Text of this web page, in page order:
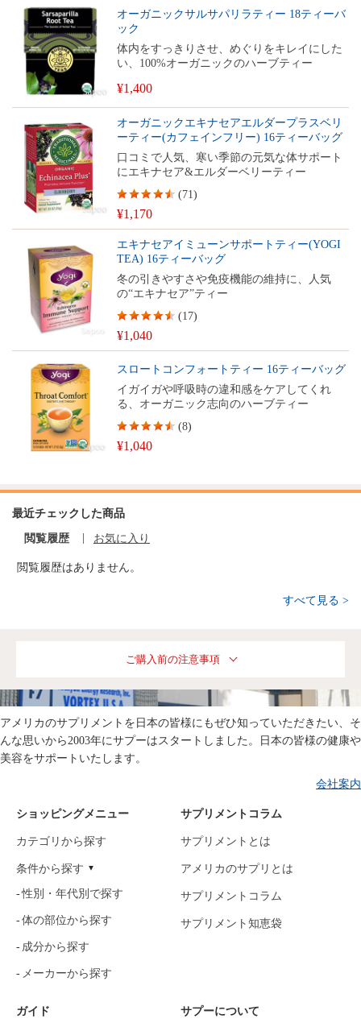
オーガニックサルサパリラティー 18ティーバ
ック
体内をすっきりさせ、めぐりをキレイにした
い、100%オーガニックのハーブティー
¥1,400
オーガニックエキナセアエルダープラスベリ
ーティー(カフェインフリー) 16ティーバッグ
口コミで人気、寒い季節の元気な体サポート
にエキナセア&エルダーベリーティー
¥1,170
(71)
エキナセアイミューンサポートティー(YOGI
TEA) 16ティーバッグ
冬の引きやすさや免疫機能の維持に、人気
の“エキナセア”ティー
¥1,040
(17)
スロートコンフォートティー 16ティーバッグ
イガイガや呼吸時の違和感をケアしてくれ
る、オーガニック志向のハーブティー
¥1,040
(8)
最近チェックした商品
閲覧履歴 お気に入り
閲覧履歴はありません。
すべて見る >
ご購入前の注意事項
アメリカのサプリメントを日本の皆様にもぜひ知っていただきたい、そ
んな思いから2003年にサプーはスタートしました。日本の皆様の健康や
美容をサポートいたします。
会社案内
ショッピングメニュー
カテゴリから探す
条件から探す
性別・年代別で探す
体の部位から探す
成分から探す
メーカーから探す
ガイド
サプリメントコラム
サプリメントとは
アメリカのサプリとは
サプリメントコラム
サプリメント知恵袋
サプーについて